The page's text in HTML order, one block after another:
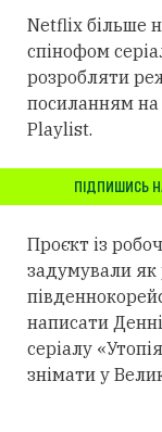
Netflix більше
спінофом
розробляти
посиланням на
Playlist.
ПІДПИШИСЬ
Проєкт із
задумували як
написати
серіалу
знімати у